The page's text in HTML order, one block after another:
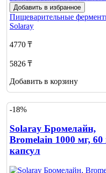
Добавить в избранное
Пищеварительные
Solaray
4770 ₸
5826 ₸
Добавить в корзину
-18%
Solaray Бромелайн,
Bromelain 1000 мг, 60
капсул